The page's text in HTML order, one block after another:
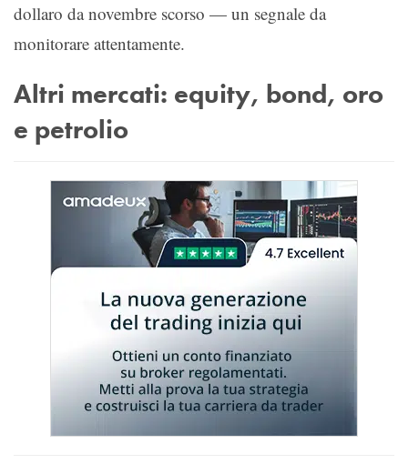
dollaro da novembre scorso — un segnale da
monitorare attentamente.
Altri mercati: equity, bond, oro
e petrolio